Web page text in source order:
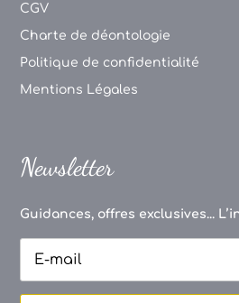
CGV
Charte de déontologie
Politique de confidentialité
Mentions Légales
Newsletter
Guidances, offres exclusives...